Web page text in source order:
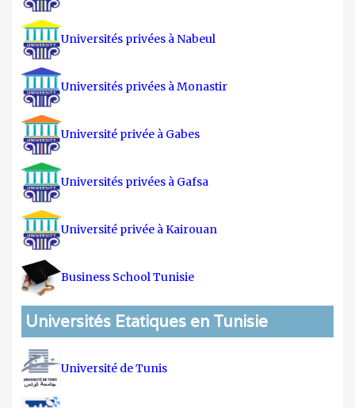
Universités privées à Nabeul
Universités privées à Monastir
Université privée à Gabes
Universités privées à Gafsa
Université privée à Kairouan
Business School Tunisie
Universités Etatiques en Tunisie
Université de Tunis